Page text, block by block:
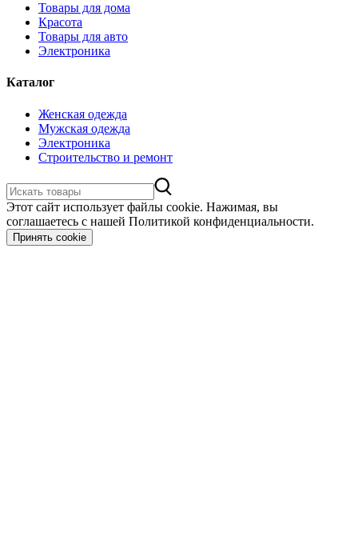
Товары для дома
Красота
Товары для авто
Электроника
Каталог
Женская одежда
Мужская одежда
Электроника
Строительство и ремонт
Этот сайт использует файлы cookie. Нажимая, вы
соглашаетесь с нашей Политикой конфиденциальности.
Принять cookie